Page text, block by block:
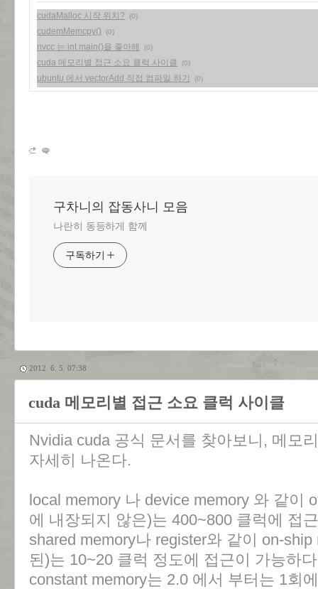
cudaMalloc 시작 위치? (0)
cudemMemcpy() (0)
nvcc 는 int main()을 좋아해 (0)
cuda 메모리별 접근 소요 클럭 사이클 (0)
ubuntu 에서 vectorAdd 직접 컴파일 하기 (0)
구차니의 잡동사니 모음
나란히 동등하게 함께
구독하기
2012. 6. 5. 07:38
cuda 메모리별 접근 소요 클럭 사이클
Nvidia cuda 공식 문서를 찾아보니, 메모
자세히 나온다.
local memory 나 device memory 와 같이
에 내장되지 않은)는 400~800 클럭에 접
shared memory나 register와 같이 on-
된)는 10~20 클럭 정도에 접근이 가능하
constant memory는 2.0 에서 부터는 1회